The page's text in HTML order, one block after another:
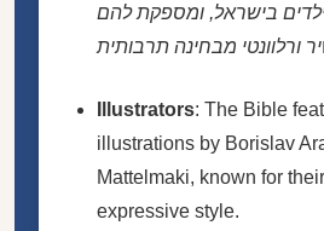
בישראל, ומספקת להם
Illustrators: The Bible
illustrations by Borislav
Mattelmaki, known for
expressive style.